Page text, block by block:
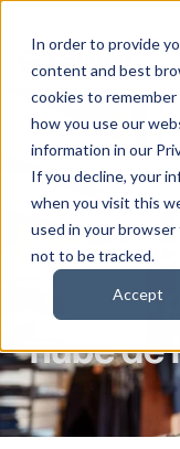
In order to provide
content and best
cookies to
how you use our
information in our
If you decline, your
when you visit this
used in your
not to be tracked.
Accept
por
nube de